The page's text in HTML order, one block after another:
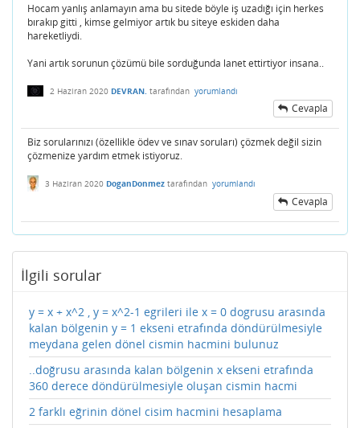
Hocam yanlış anlamayın ama bu sitede böyle iş uzadığı için herkes
bırakıp gitti , kimse gelmiyor artık bu siteye eskiden daha
hareketliydi.
Yani artık sorunun çözümü bile sorduğunda lanet ettirtiyor insana..
2 Haziran 2020 DEVRAN. tarafından yorumlandı
Cevapla
Biz sorularınızı (özellikle ödev ve sınav soruları) çözmek değil sizin
çözmenize yardım etmek istiyoruz.
3 Haziran 2020 DoganDonmez tarafından yorumlandı
Cevapla
İlgili sorular
y = x + x^2 , y = x^2-1 egrileri ile x = 0 dogrusu arasında
kalan bölgenin y = 1 ekseni etrafında döndürülmesiyle
meydana gelen dönel cismin hacmini bulunuz
..doğrusu arasında kalan bölgenin x ekseni etrafında
360 derece döndürülmesiyle oluşan cismin hacmi
2 farklı eğrinin dönel cisim hacmini hesaplama